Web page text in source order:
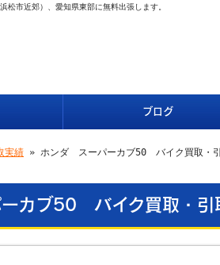
松市近郊）、愛知県東部に無料出張します。
ブログ
実績 » ホンダ スーパーカブ50 バイク買取・
カブ50 バイク買取・